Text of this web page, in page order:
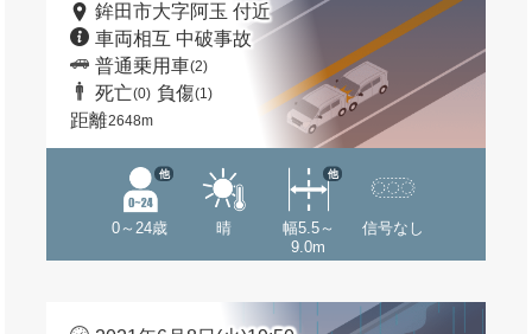
鉾田市大字阿玉 付近
車両相互 中破事故
普通乗用車(2)
死亡(0) 負傷(1)
距離2648m
0～24歳
他
晴
幅5.5～
9.0m
他
信号なし